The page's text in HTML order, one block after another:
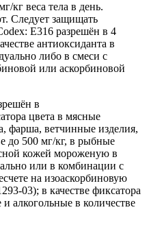
кг веса тела в день.
Следует защищать
Е316 разрешён в 4
антиоксиданта в
либо в смеси с
или аскорбиновой
в
цвета в мясные
фарша, ветчинные изделия,
до 500 мг/кг, в рыбные
кожей мороженую в
или в комбинации с
на изоаскорбиновую
03); в качестве фиксатора
алкогольные в количестве